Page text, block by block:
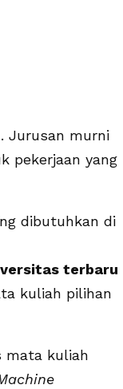
Jurusan murni
pekerjaan yang
dibutuhkan di
terbaru
kuliah pilihan
mata kuliah